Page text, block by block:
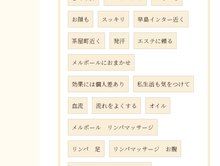
お顔も スッキリ 早島インター近く
茶屋町近く 発汗 エステに頼る
メルポールにおまかせ
効果には個人差あり 私生活も気をつけて
血流 流れをよくする オイル
メルポール リンパマッサージ
リンパ 足 リンパマッサージ お腹